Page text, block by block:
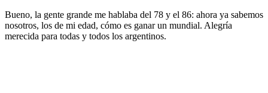
Bueno, la gente grande me hablaba del 78 y el 86: ahora ya sabemos
nosotros, los de mi edad, cómo es ganar un mundial. Alegría
merecida para todas y todos los argentinos.